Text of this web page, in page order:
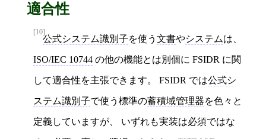
適合性
[10]
公式システム識別子を使う 文書やシステムは、
ISO/IEC 10744 の他の機能とは別個に FSIDR に関
して適合性を主張できます。 FSIDR では公式シ
ステム識別子で使う標準の蓄積域管理器を色々と
定義していますが、 いずれも実装は必須ではな